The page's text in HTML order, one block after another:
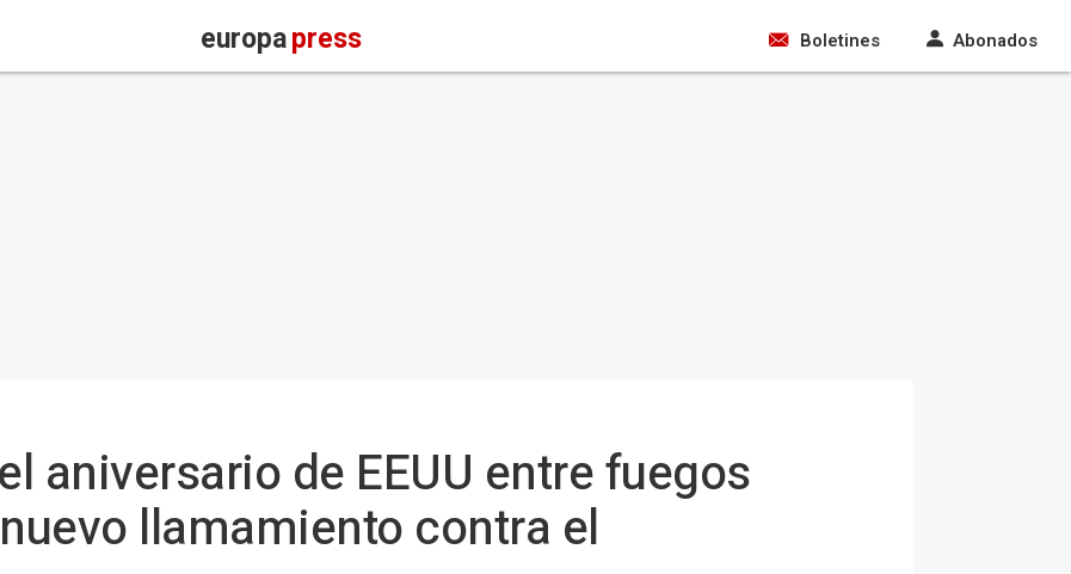
europapress Boletines Abonados
aniversario de EEUU entre fuegos
llamamiento contra el